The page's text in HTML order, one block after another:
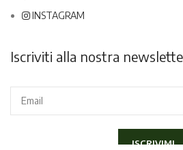
INSTAGRAM
Iscriviti alla nostra